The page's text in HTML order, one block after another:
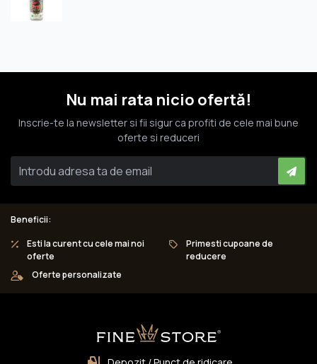
Nu mai rata nicio ofertă!
Inscrie-te la newsletter si fii sigur ca profiti de cele mai bune
oferte si reduceri
Beneficii:
Esti la curent cu cele mai noi
oferte
Primesti cupoane de
reducere
Oferte personalizate